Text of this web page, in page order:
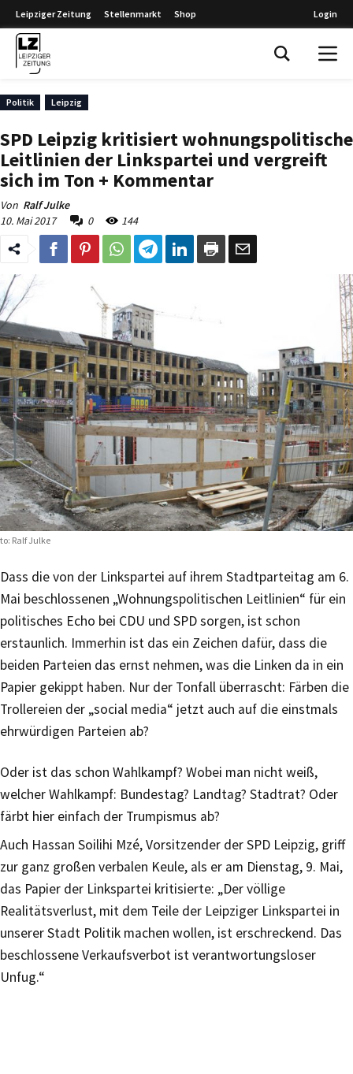
Leipziger Zeitung Stellenmarkt Shop Login
Politik Leipzig
SPD Leipzig kritisiert wohnungspolitische
Leitlinien der Linkspartei und vergreift
sich im Ton + Kommentar
Von Ralf Julke
10. Mai 2017
0 144
Ralf Julke
Dass die von der Linkspartei auf ihrem Stadtparteitag am 6.
Mai beschlossenen „Wohnungspolitischen Leitlinien“ für ein
politisches Echo bei CDU und SPD sorgen, ist schon
erstaunlich. Immerhin ist das ein Zeichen dafür, dass die
beiden Parteien das ernst nehmen, was die Linken da in ein
Papier gekippt haben. Nur der Tonfall überrascht: Färben die
Trollereien der „social media“ jetzt auch auf die einstmals
ehrwürdigen Parteien ab?
Oder ist das schon Wahlkampf? Wobei man nicht weiß,
welcher Wahlkampf: Bundestag? Landtag? Stadtrat? Oder
färbt hier einfach der Trumpismus ab?
Auch Hassan Soilihi Mzé, Vorsitzender der SPD Leipzig, griff
zur ganz großen verbalen Keule, als er am Dienstag, 9. Mai,
das Papier der Linkspartei kritisierte: „Der völlige
Realitätsverlust, mit dem Teile der Leipziger Linkspartei in
unserer Stadt Politik machen wollen, ist erschreckend. Das
beschlossene Verkaufsverbot ist verantwortungsloser
Unfug.“